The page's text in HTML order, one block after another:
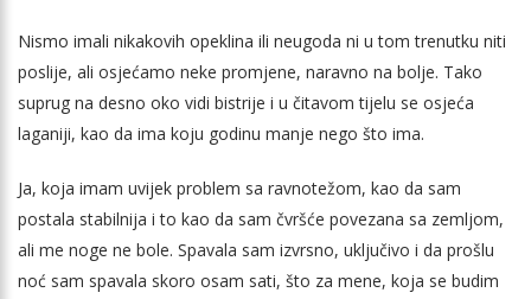
Nismo imali nikakovih opeklina ili neugoda ni u tom trenutku niti
poslije, ali osjećamo neke promjene, naravno na bolje. Tako
suprug na desno oko vidi bistrije i u čitavom tijelu se osjeća
laganiji, kao da ima koju godinu manje nego što ima.
Ja, koja imam uvijek problem sa ravnotežom, kao da sam
postala stabilnija i to kao da sam čvršće povezana sa zemljom,
ali me noge ne bole. Spavala sam izvrsno, uključivo i da prošlu
noć sam spavala skoro osam sati, što za mene, koja se budim